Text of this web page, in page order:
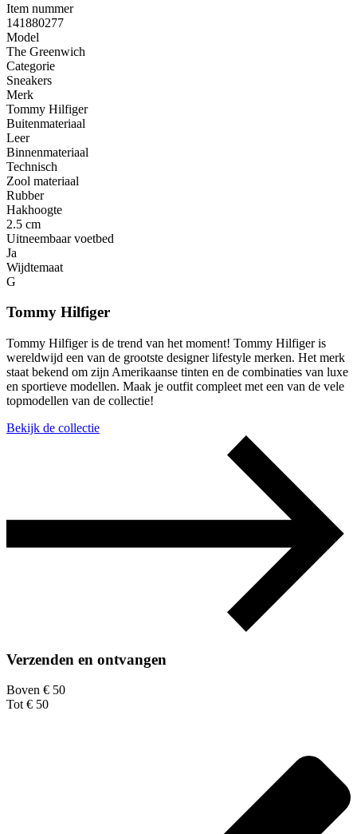
Item nummer
141880277
Model
The Greenwich
Categorie
Sneakers
Merk
Tommy Hilfiger
Buitenmateriaal
Leer
Binnenmateriaal
Technisch
Zool materiaal
Rubber
Hakhoogte
2.5 cm
Uitneembaar voetbed
Ja
Wijdtemaat
G
Tommy Hilfiger
Tommy Hilfiger is de trend van het moment! Tommy Hilfiger is
wereldwijd een van de grootste designer lifestyle merken. Het merk
staat bekend om zijn Amerikaanse tinten en de combinaties van luxe
en sportieve modellen. Maak je outfit compleet met een van de vele
topmodellen van de collectie!
Bekijk de collectie
Verzenden en ontvangen
Boven € 50
Tot € 50